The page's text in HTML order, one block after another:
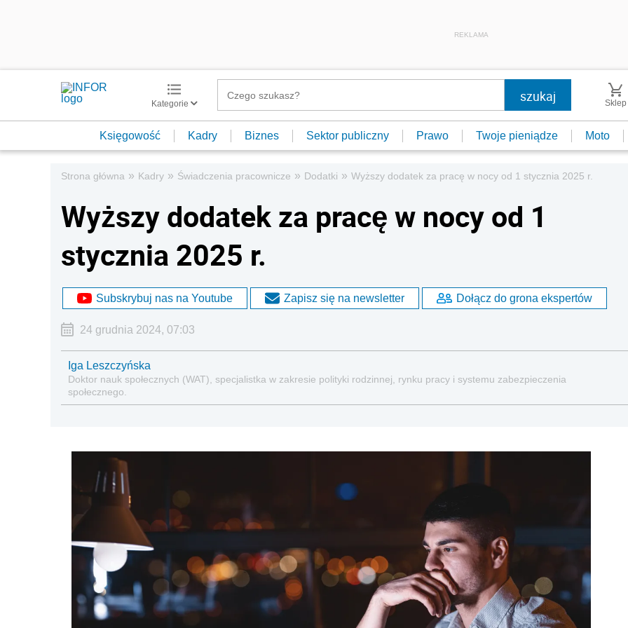
REKLAMA
Kategorie Sklep
Księgowość Kadry Biznes Sektor publiczny Prawo Twoje pieniądze Moto
Strona główna » Kadry » Świadczenia pracownicze » Dodatki » Wyższy dodatek za pracę w nocy od 1 stycznia 2025 r.
Wyższy dodatek za pracę w nocy od 1
stycznia 2025 r.
Subskrybuj nas na Youtube Zapisz się na newsletter Dołącz do grona ekspertów
24 grudnia 2024, 07:03
Iga Leszczyńska
Doktor nauk społecznych (WAT), specjalistka w zakresie polityki rodzinnej, rynku pracy i systemu zabezpieczenia
społecznego.